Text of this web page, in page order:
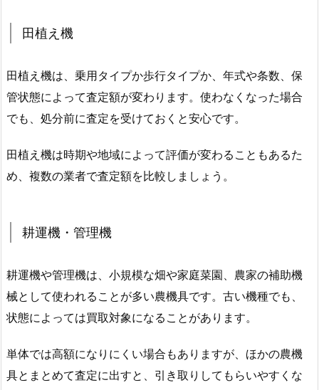
田植え機
田植え機は、乗用タイプか歩行タイプか、年式や条数、保
管状態によって査定額が変わります。使わなくなった場合
でも、処分前に査定を受けておくと安心です。
田植え機は時期や地域によって評価が変わることもあるた
め、複数の業者で査定額を比較しましょう。
耕運機・管理機
耕運機や管理機は、小規模な畑や家庭菜園、農家の補助機
械として使われることが多い農機具です。古い機種でも、
状態によっては買取対象になることがあります。
単体では高額になりにくい場合もありますが、ほかの農機
具とまとめて査定に出すと、引き取りしてもらいやすくな